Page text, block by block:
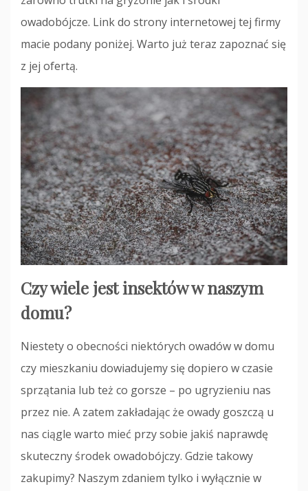
owadobójcze. Link do strony internetowej tej firmy
macie podany poniżej. Warto już teraz zapoznać się
z jej ofertą.
Czy wiele jest insektów w naszym
domu?
Niestety o obecności niektórych owadów w domu
czy mieszkaniu dowiadujemy się dopiero w czasie
sprzątania lub też co gorsze – po ugryzieniu nas
przez nie. A zatem zakładając że owady goszczą u
nas ciągle warto mieć przy sobie jakiś naprawdę
skuteczny środek owadobójczy. Gdzie takowy
zakupimy? Naszym zdaniem tylko i wyłącznie w